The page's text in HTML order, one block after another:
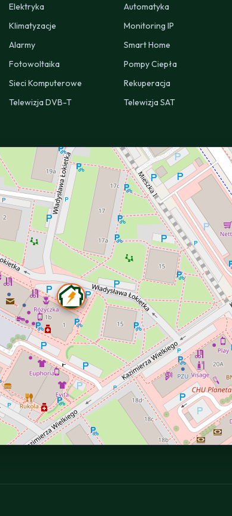
Elektryka
Automatyka
Klimatyzacje
Monitoring IP
Alarmy
Smart Home
Fotowoltaika
Pompy Ciepła
Sieci Komputerowe
Rekuperacja
Telewizja DVB-T
Telewizja SAT